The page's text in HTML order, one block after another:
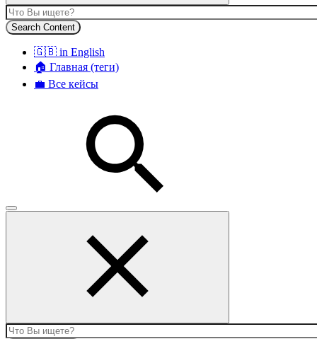
Search Content
🇬🇧 in English
🏠 Главная (теги)
💼 Все кейсы